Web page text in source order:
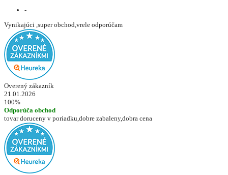
-
Vynikajúci ,super obchod,vrele odporúčam
Overený zákazník
21.01.2026
100%
Odporúča obchod
tovar doruceny v poriadku,dobre zabaleny,dobra cena